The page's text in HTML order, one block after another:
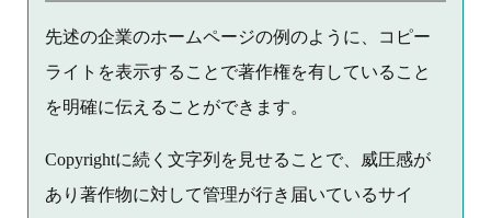
先述の企業のホームページの例のように、コピー
ライトを表示することで著作権を有していること
を明確に伝えることができます。
Copyrightに続く文字列を見せることで、威圧感が
あり著作物に対して管理が行き届いているサイ